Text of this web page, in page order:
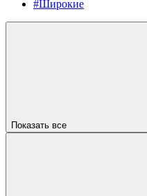
#Широкие
Показать все